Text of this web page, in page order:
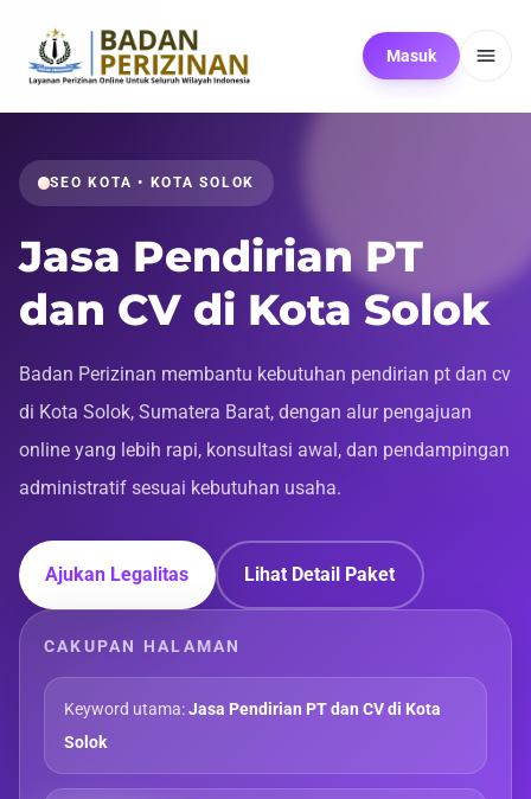
Masuk
SEO KOTA • KOTA SOLOK
Jasa Pendirian PT
dan CV di Kota Solok
Badan Perizinan membantu kebutuhan pendirian pt dan cv
di Kota Solok, Sumatera Barat, dengan alur pengajuan
online yang lebih rapi, konsultasi awal, dan pendampingan
administratif sesuai kebutuhan usaha.
Ajukan Legalitas Lihat Detail Paket
CAKUPAN HALAMAN
Keyword utama:Jasa Pendirian PT dan CV di Kota
Solok